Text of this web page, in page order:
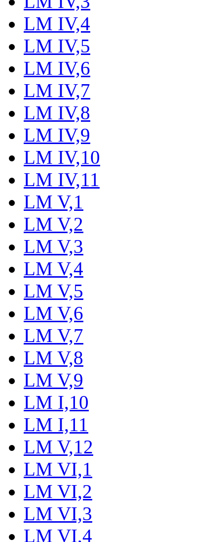
LM IV,4
LM IV,5
LM IV,6
LM IV,7
LM IV,8
LM IV,9
LM IV,10
LM IV,11
LM V,1
LM V,2
LM V,3
LM V,4
LM V,5
LM V,6
LM V,7
LM V,8
LM V,9
LM I,10
LM I,11
LM V,12
LM VI,1
LM VI,2
LM VI,3
LM VI,4